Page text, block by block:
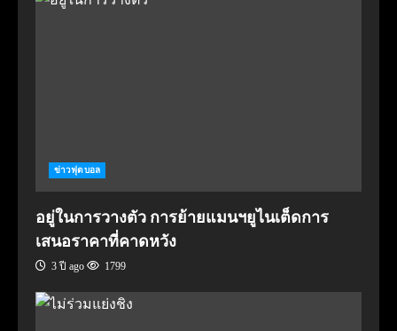
ข่าวฟุตบอล
อยู่ในการวางตัว การย้ายแมนฯยูไนเต็ดการ
เสนอราคาที่คาดหวัง
3 ปี ago 1799